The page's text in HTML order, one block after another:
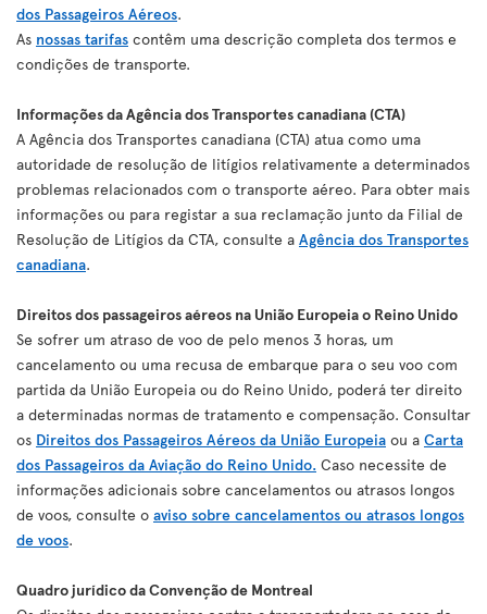
dos Passageiros Aéreos.
As nossas tarifas contêm uma descrição completa dos termos e
condições de transporte.
Informações da Agência dos Transportes canadiana (CTA)
A Agência dos Transportes canadiana (CTA) atua como uma
autoridade de resolução de litígios relativamente a determinados
problemas relacionados com o transporte aéreo. Para obter mais
informações ou para registar a sua reclamação junto da Filial de
Resolução de Litígios da CTA, consulte a Agência dos Transportes
canadiana.
Direitos dos passageiros aéreos na União Europeia o Reino Unido
Se sofrer um atraso de voo de pelo menos 3 horas, um
cancelamento ou uma recusa de embarque para o seu voo com
partida da União Europeia ou do Reino Unido, poderá ter direito
a determinadas normas de tratamento e compensação. Consultar
os Direitos dos Passageiros Aéreos da União Europeia ou a Carta
dos Passageiros da Aviação do Reino Unido. Caso necessite de
informações adicionais sobre cancelamentos ou atrasos longos
de voos, consulte o aviso sobre cancelamentos ou atrasos longos
de voos.
Quadro jurídico da Convenção de Montreal